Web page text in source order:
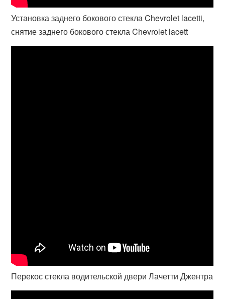
Установка заднего бокового стекла Chevrolet lacetti,
снятие заднего бокового стекла Chevrolet lacett
Перекос стекла водительской двери Лачетти Джентра